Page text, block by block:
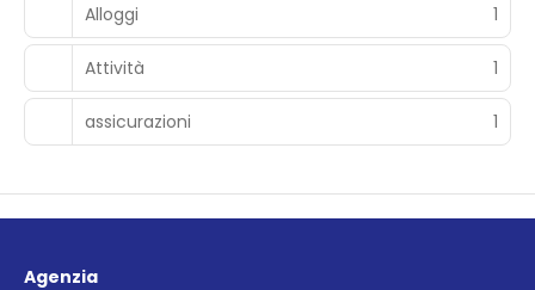
Alloggi 1
Attività 1
assicurazioni 1
Agenzia